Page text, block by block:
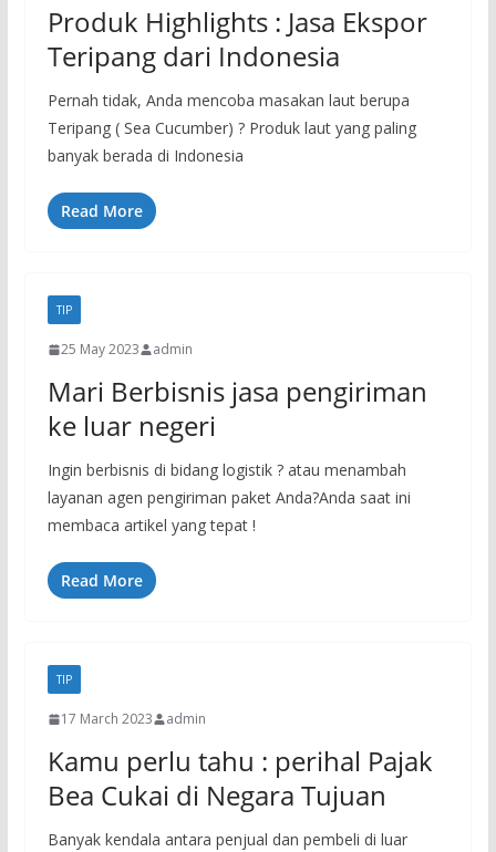
Produk Highlights : Jasa Ekspor
Teripang dari Indonesia
Pernah tidak, Anda mencoba masakan laut berupa
Teripang ( Sea Cucumber) ? Produk laut yang paling
banyak berada di Indonesia
Read More
TIP
25 May 2023 admin
Mari Berbisnis jasa pengiriman
ke luar negeri
Ingin berbisnis di bidang logistik ? atau menambah
layanan agen pengiriman paket Anda?Anda saat ini
membaca artikel yang tepat !
Read More
TIP
17 March 2023 admin
Kamu perlu tahu : perihal Pajak
Bea Cukai di Negara Tujuan
Banyak kendala antara penjual dan pembeli di luar